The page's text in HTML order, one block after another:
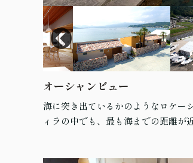
オーシャンビュー
海に突き出ているかのようなロケー
ィラの中でも、最も海までの距離が